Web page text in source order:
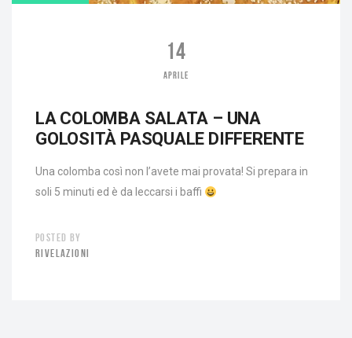
14
APRILE
LA COLOMBA SALATA – UNA
GOLOSITÀ PASQUALE DIFFERENTE
Una colomba così non l’avete mai provata! Si prepara in
soli 5 minuti ed è da leccarsi i baffi
POSTED BY
RIVELAZIONI